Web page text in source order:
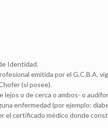
Identidad.
emitida por el G.C.B.A.
(si posee).
lejos o de cerca o ambos- o
enfermedad (por ejemplo:
el certificado médico donde